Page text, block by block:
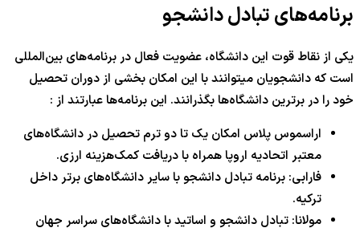
برنامه‌های تبادل دانشجو
یکی از نقاط قوت این دانشگاه، عضویت فعال در برنامه‌های بین‌المللی
است که دانشجویان میتوانند با این امکان بخشی از دوران تحصیل
خود را در برترین دانشگاه‌ها بگذرانند. این برنامه‌ها عبارتند از :
اراسموس پلاس امکان یک تا دو ترم تحصیل در دانشگاه‌های
معتبر اتحادیه اروپا همراه با دریافت کمک‌هزینه ارزی.
فارابی: برنامه تبادل دانشجو با سایر دانشگاه‌های برتر داخل
ترکیه.
مولانا: تبادل دانشجو و اساتید با دانشگاه‌های سراسر جهان